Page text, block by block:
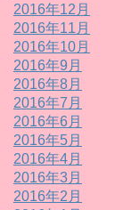
2016年12月
2016年11月
2016年10月
2016年9月
2016年8月
2016年7月
2016年6月
2016年5月
2016年4月
2016年3月
2016年2月